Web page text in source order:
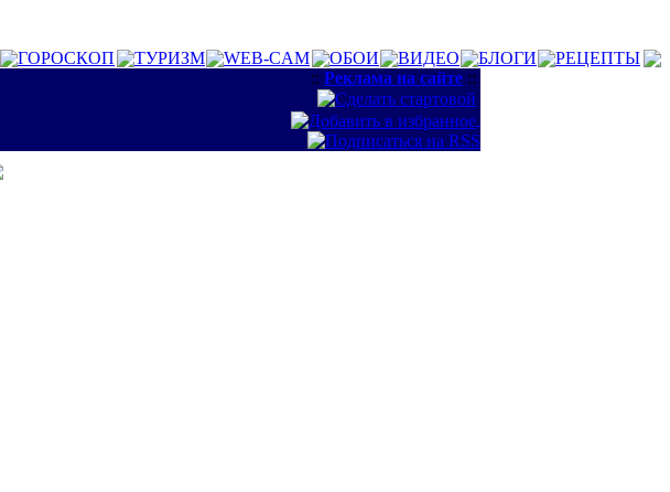
ГОРОСКОП ТУРИЗМ WEB-CAM ОБОИ ВИДЕО БЛОГИ
РЕЦЕПТЫ
:: Реклама на сайте ::